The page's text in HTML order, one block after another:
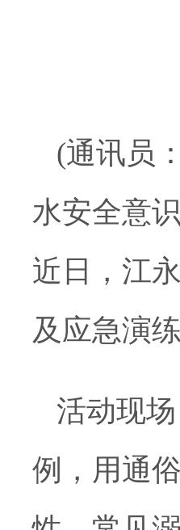
(通讯员
水安全意
近日，江
及应急演练
活动现
例，用通